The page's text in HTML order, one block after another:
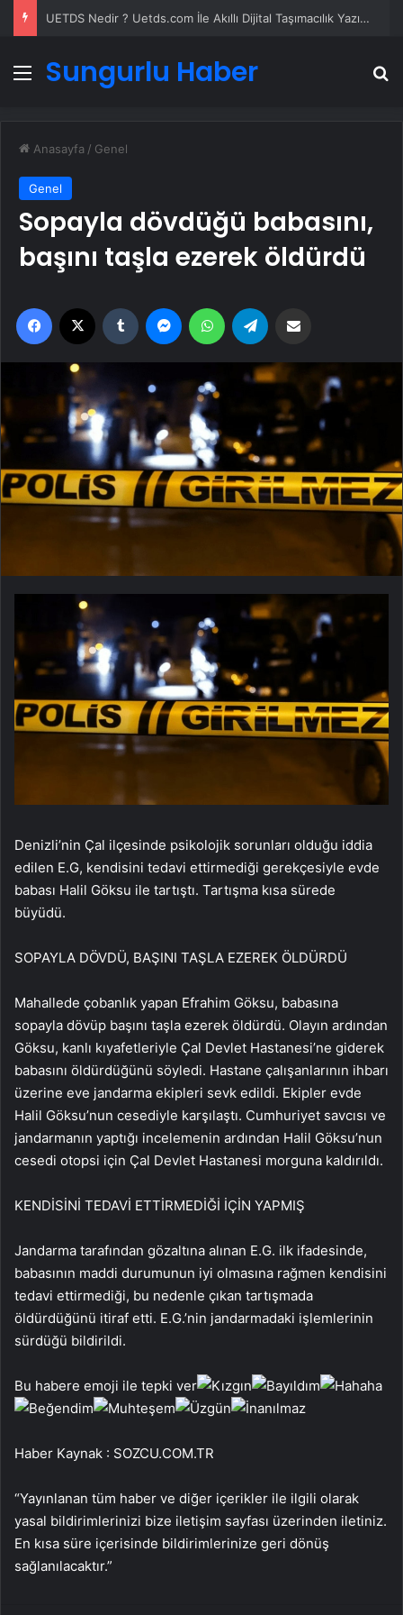
UETDS Nedir ? Uetds.com İle Akıllı Dijital Taşımacılık Yazılımı
Menü
Sungurlu Haber
Anasayfa / Genel
Genel
Sopayla dövdüğü babasını,
başını taşla ezerek öldürdü
Facebook Tumblr MessengerWhatsApp
Denizli’nin Çal ilçesinde psikolojik sorunları olduğu iddia
edilen E.G, kendisini tedavi ettirmediği gerekçesiyle evde
babası Halil Göksu ile tartıştı. Tartışma kısa sürede
büyüdü.
SOPAYLA DÖVDÜ, BAŞINI TAŞLA EZEREK ÖLDÜRDÜ
Mahallede çobanlık yapan Efrahim Göksu, babasına
sopayla dövüp başını taşla ezerek öldürdü. Olayın ardından
Göksu, kanlı kıyafetleriyle Çal Devlet Hastanesi’ne giderek
babasını öldürdüğünü söyledi. Hastane çalışanlarının ihbarı
üzerine eve jandarma ekipleri sevk edildi. Ekipler evde
Halil Göksu’nun cesediyle karşılaştı. Cumhuriyet savcısı ve
jandarmanın yaptığı incelemenin ardından Halil Göksu’nun
cesedi otopsi için Çal Devlet Hastanesi morguna kaldırıldı.
KENDİSİNİ TEDAVİ ETTİRMEDİĞİ İÇİN YAPMIŞ
Jandarma tarafından gözaltına alınan E.G. ilk ifadesinde,
babasının maddi durumunun iyi olmasına rağmen kendisini
tedavi ettirmediği, bu nedenle çıkan tartışmada
öldürdüğünü itiraf etti. E.G.’nin jandarmadaki işlemlerinin
sürdüğü bildirildi.
Bu habere emoji ile tepki ver
Haber Kaynak : SOZCU.COM.TR
“Yayınlanan tüm haber ve diğer içerikler ile ilgili olarak
yasal bildirimlerinizi bize iletişim sayfası üzerinden iletiniz.
En kısa süre içerisinde bildirimlerinize geri dönüş
sağlanılacaktır.”